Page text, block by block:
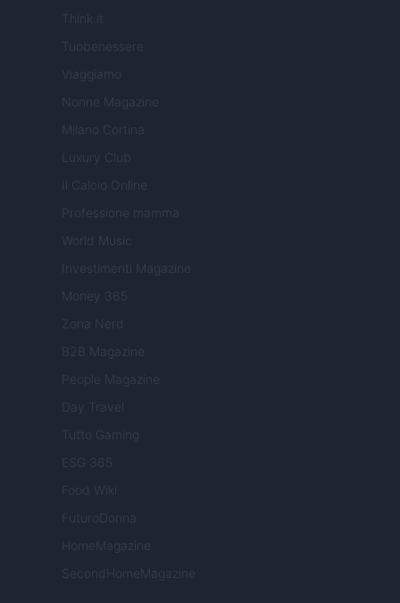
Think.it
Tuobenessere
Viaggiamo
Nonne Magazine
Milano Cortina
Luxury Club
Il Calcio Online
Professione mamma
World Music
Investimenti Magazine
Money 365
Zona Nerd
B2B Magazine
People Magazine
Day Travel
Tutto Gaming
ESG 365
Food Wiki
FuturoDonna
HomeMagazine
SecondHomeMagazine